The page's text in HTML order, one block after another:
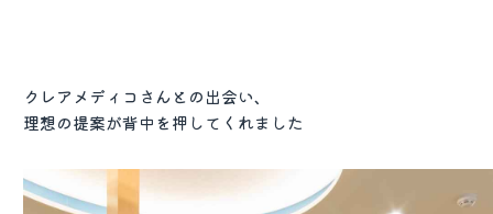
クレアメディコさんとの出会い、
理想の提案が背中を押してくれました